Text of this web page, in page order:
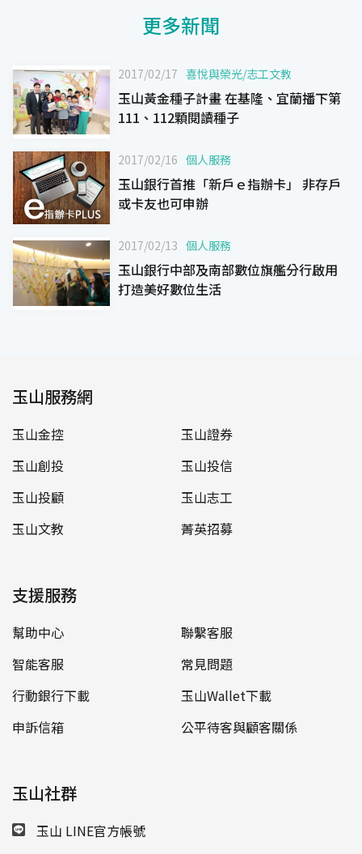
更多新聞
2017/02/17 喜悅與榮光/志工文教
玉山黃金種子計畫 在基隆、宜蘭播下第
111、112顆閱讀種子
2017/02/16 個人服務
玉山銀行首推「新戶ｅ指辦卡」 非存戶
或卡友也可申辦
2017/02/13 個人服務
玉山銀行中部及南部數位旗艦分行啟用
打造美好數位生活
玉山服務網
玉山金控
玉山證券
玉山創投
玉山投信
玉山投顧
玉山志工
玉山文教
菁英招募
支援服務
幫助中心
聯繫客服
智能客服
常見問題
行動銀行下載
玉山Wallet下載
申訴信箱
公平待客與顧客關係
玉山社群
玉山 LINE官方帳號